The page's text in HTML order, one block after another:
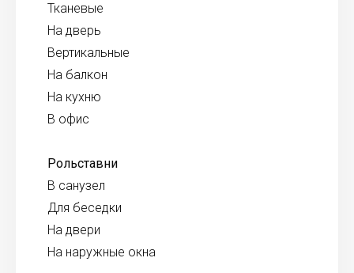
Тканевые
На дверь
Вертикальные
На балкон
На кухню
В офис
Рольставни
В санузел
Для беседки
На двери
На наружные окна